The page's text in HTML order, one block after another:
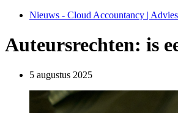
Nieuws - Cloud Accountancy |
Auteursrechten: is
5 augustus 2025